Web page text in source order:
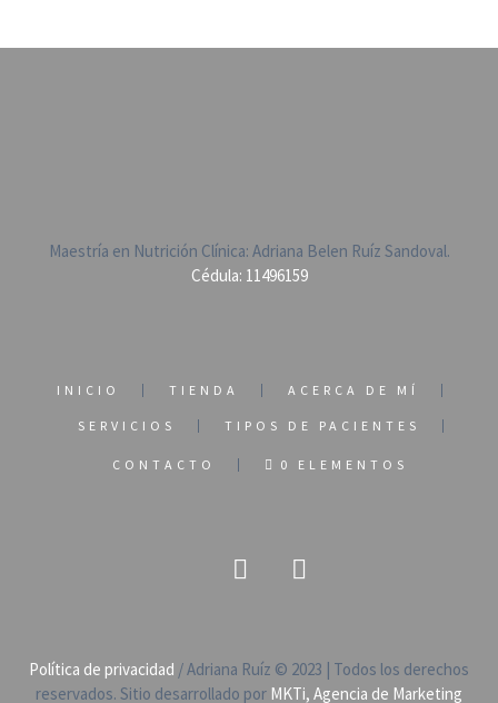
Maestría en Nutrición Clínica: Adriana Belen Ruíz Sandoval.
Cédula: 11496159
INICIO TIENDA ACERCA DE MÍ
SERVICIOS TIPOS DE PACIENTES
CONTACTO 0 ELEMENTOS
Política de privacidad / Adriana Ruíz © 2023 | Todos los derechos
reservados. Sitio desarrollado por MKTi, Agencia de Marketing